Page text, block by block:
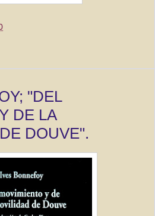
"DEL
DE LA
DOUVE".